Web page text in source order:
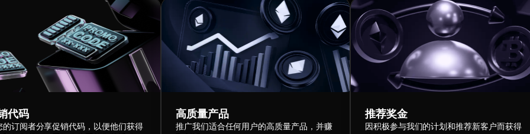
代码
的订阅者分享促销代码，以便他们获得
高质量产品
推广我们适合任何用户的高质量产品，并赚
推荐奖金
因积极参与我们的计划和推荐新客户而获得